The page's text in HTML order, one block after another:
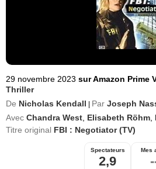
29 novembre 2023 sur Amazon Prime
Thriller
De Nicholas Kendall Par Joseph
Avec Chandra West Elisabeth Röhm
Titre original FBI : Negotiator (TV)
Spectateurs
2,9
Mes